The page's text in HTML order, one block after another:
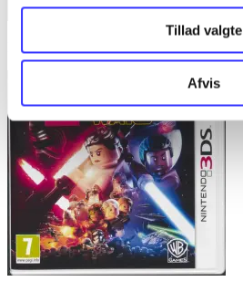
Tillad valgte
Afvis
Dragon ball Z - extreme butoden